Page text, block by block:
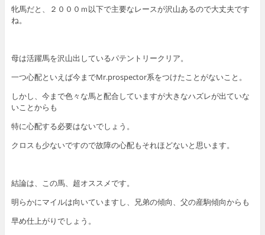
牝馬だと、２０００ｍ以下で主要なレースが沢山あるので大丈夫です
ね。
母は活躍馬を沢山出しているパテントリークリア。
一つ心配といえば今までMr.prospector系をつけたことがないこと。
しかし、今まで色々な馬と配合していますが大きなハズレが出ていな
いことからも
特に心配する必要はないでしょう。
クロスも少ないですので故障の心配もそれほどないと思います。
結論は、この馬、超オススメです。
明らかにマイルは向いていますし、兄弟の傾向、父の産駒傾向からも
早め仕上がりでしょう。